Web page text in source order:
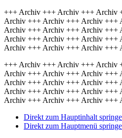
+++ Archiv +++ Archiv +++ Archiv
Archiv +++ Archiv +++ Archiv +++
Archiv +++ Archiv +++ Archiv +++
Archiv +++ Archiv +++ Archiv +++
Archiv +++ Archiv +++ Archiv +++
+++ Archiv +++ Archiv +++ Archiv
Archiv +++ Archiv +++ Archiv +++
Archiv +++ Archiv +++ Archiv +++
Archiv +++ Archiv +++ Archiv +++
Archiv +++ Archiv +++ Archiv +++
Direkt zum Hauptinhalt
Direkt zum Hauptmenü